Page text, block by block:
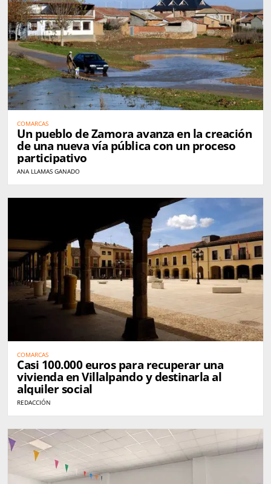
COMARCAS
Un pueblo de Zamora avanza en la creación
de una nueva vía pública con un proceso
participativo
ANA LLAMAS GANADO
COMARCAS
Casi 100.000 euros para recuperar una
vivienda en Villalpando y destinarla al
alquiler social
REDACCIÓN